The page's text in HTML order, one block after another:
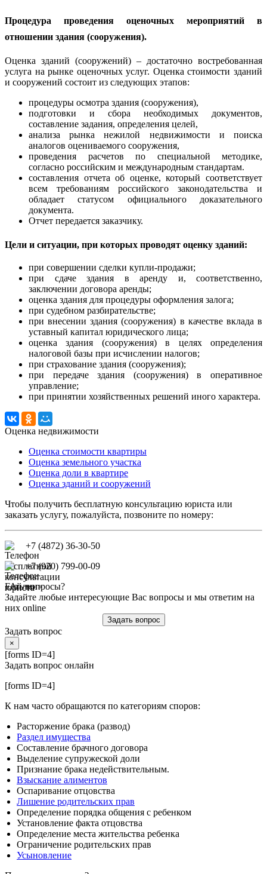
Процедура проведения оценочных мероприятий в
отношении здания (сооружения).
Оценка зданий (сооружений) – достаточно востребованная
услуга на рынке оценочных услуг. Оценка стоимости зданий
и сооружений состоит из следующих этапов:
процедуры осмотра здания (сооружения),
подготовки и сбора необходимых документов,
составление задания, определения целей,
анализа рынка нежилой недвижимости и поиска
аналогов оцениваемого сооружения,
проведения расчетов по специальной методике,
согласно российским и международным стандартам.
составления отчета об оценке, который соответствует
всем требованиям российского законодательства и
обладает статусом официального доказательного
документа.
Отчет передается заказчику.
Цели и ситуации, при которых проводят оценку зданий:
при совершении сделки купли-продажи;
при сдаче здания в аренду и, соответственно,
заключении договора аренды;
оценка здания для процедуры оформления залога;
при судебном разбирательстве;
при внесении здания (сооружения) в качестве вклада в
уставный капитал юридического лица;
оценка здания (сооружения) в целях определения
налоговой базы при исчислении налогов;
при страхование здания (сооружения);
при передаче здания (сооружения) в оперативное
управление;
при принятии хозяйственных решений иного характера.
Оценка недвижимости
Оценка стоимости квартиры
Оценка земельного участка
Оценка доли в квартире
Оценка зданий и сооружений
Чтобы получить бесплатную консультацию юриста или
заказать услугу, пожалуйста, позвоните по номеру:
+7 (4872) 36-30-50
+7 (920) 799-00-09
Есть вопросы?
Задайте любые интересующие Вас вопросы и мы ответим на
них online
Задать вопрос
Задать вопрос
×
[forms ID=4]
Задать вопрос онлайн
[forms ID=4]
К нам часто обращаются по категориям споров:
Расторжение брака (развод)
Раздел имущества
Составление брачного договора
Выделение супружеской доли
Признание брака недействительным.
Взыскание алиментов
Оспаривание отцовства
Лишение родительских прав
Определение порядка общения с ребенком
Установление факта отцовства
Определение места жительства ребенка
Ограничение родительских прав
Усыновление